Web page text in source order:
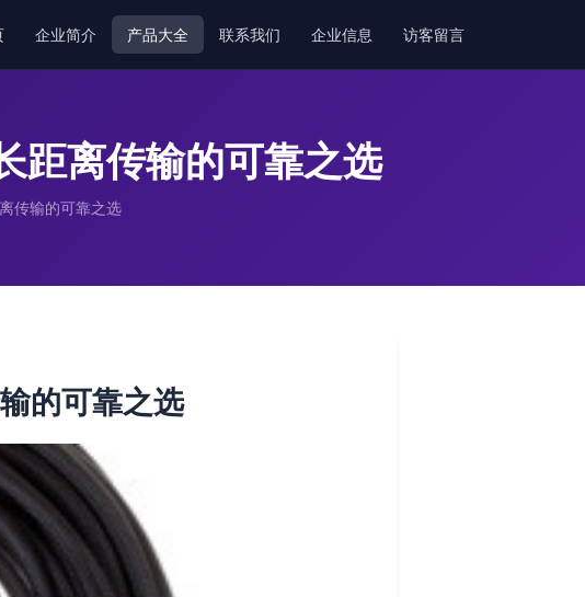
企业简介 产品大全 联系我们 企业信息 访客留言
距离传输的可靠之选
传输的可靠之选
的可靠之选